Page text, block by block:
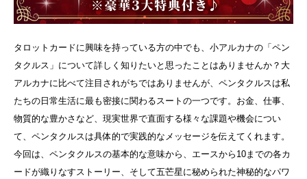
タロットカードに興味を持っている方の中でも、小アルカナの「ペン
タクルス」について詳しく知りたいと思ったことはありませんか？大
アルカナに比べて注目されがちではありませんが、ペンタクルスは私
たちの日常生活に最も密接に関わるスートの一つです。お金、仕事、
物質的な豊かさなど、現実世界で直面する様々な課題や機会につい
て、ペンタクルスは具体的で実践的なメッセージを伝えてくれます。
今回は、ペンタクルスの基本的な意味から、エースから10までの各カ
ードが織りなすストーリー、そして五芒星に秘められた神秘的なパワ